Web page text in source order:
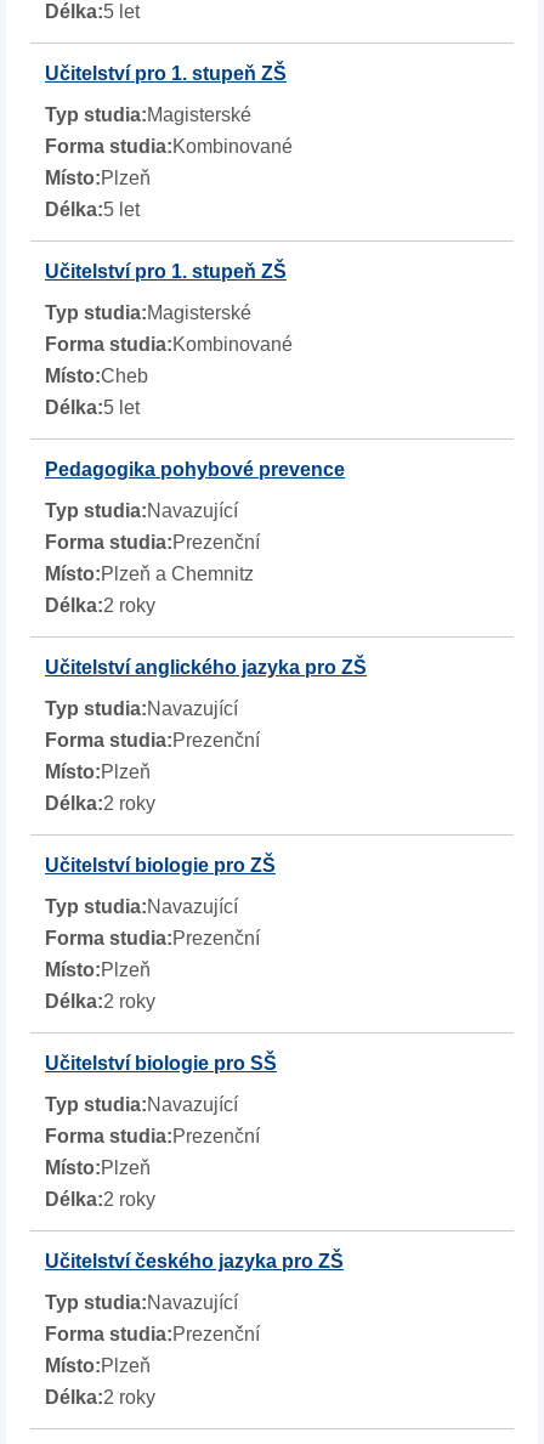
5 let
Učitelství pro 1. stupeň ZŠ
Magisterské
Kombinované
Plzeň
5 let
Učitelství pro 1. stupeň ZŠ
Magisterské
Kombinované
Cheb
5 let
Pedagogika pohybové prevence
Navazující
Prezenční
Plzeň a Chemnitz
2 roky
Učitelství anglického jazyka pro ZŠ
Navazující
Prezenční
Plzeň
2 roky
Učitelství biologie pro ZŠ
Navazující
Prezenční
Plzeň
2 roky
Učitelství biologie pro SŠ
Navazující
Prezenční
Plzeň
2 roky
Učitelství českého jazyka pro ZŠ
Navazující
Prezenční
Plzeň
2 roky